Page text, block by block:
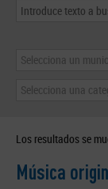
Selecciona un
Selecciona una
Los resultados se
Música